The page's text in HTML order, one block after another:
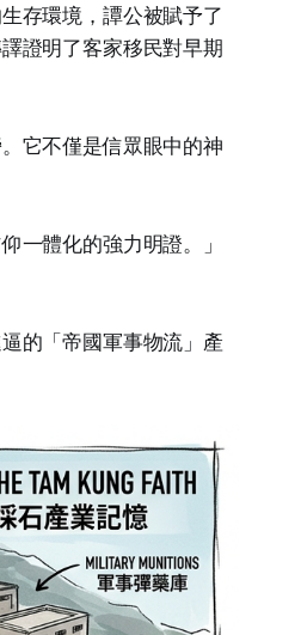
存環境，譚公被賦予了
證明了客家移民對早期
它不僅是信眾眼中的神
一體化的強力明證。」
的「帝國軍事物流」產